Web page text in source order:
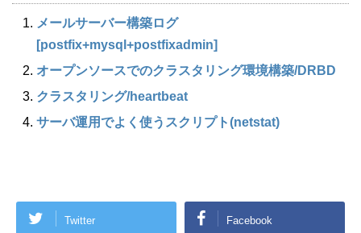
メールサーバー構築ログ
[postfix+mysql+postfixadmin]
オープンソースでのクラスタリング環境構築/DRBD
クラスタリング/heartbeat
サーバ運用でよく使うスクリプト(netstat)
Twitter Facebook